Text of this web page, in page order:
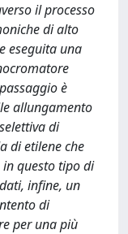
il processo
di alto
eseguita una
è
allungamento
di
di etilene che
questo tipo di
inﬁne, un
di
per una più